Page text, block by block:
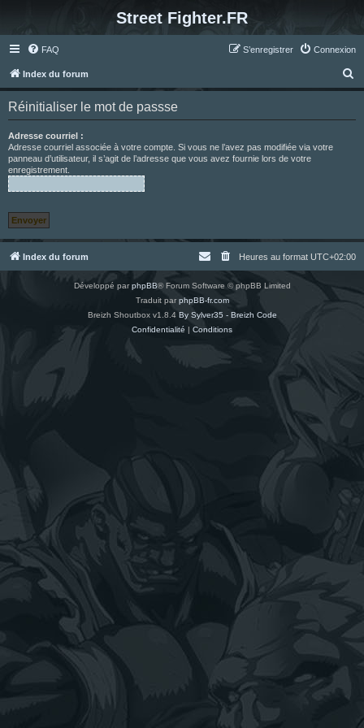
Street Fighter.FR
FAQ Connexion
S’enregistrer
Index du forum
e
Réinitialiser le mot de passse
Adresse courriel :
Adresse courriel associée à votre compte. Si vous ne l’avez pas modifiée via votre
panneau d’utilisateur, il s’agit de l’adresse que vous avez fournie lors de votre
enregistrement.
Index du forum Heures au format UTC+02:00
Développé parphpBB® Forum Software © phpBB Limited
Traduit par phpBB-fr.com
Breizh Shoutbox v1.8.4 By Sylver35 - Breizh Code
Confidentialité | Conditions